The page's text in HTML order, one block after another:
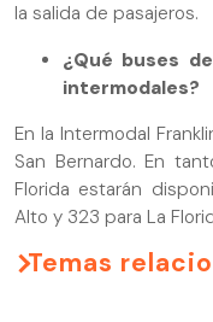
la salida de pasajeros.
¿Qué buses
intermodales?
En la Intermodal
San Bernardo. En
Florida estarán
Alto y 323 para La
Temas